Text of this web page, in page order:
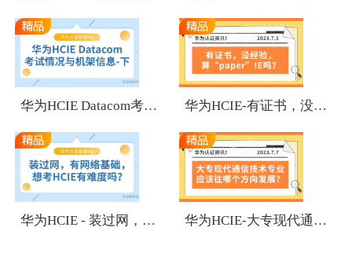
华为HCIE Datacom考试情况与机架信息-下 华为HCIE-有证书，没经验，算“paper”IE吗？
华为HCIE - 装过网，有网络基础，想考HCIE有难度吗？ 华为HCIE-大专现代通信技术专业应该往哪个方向发展？